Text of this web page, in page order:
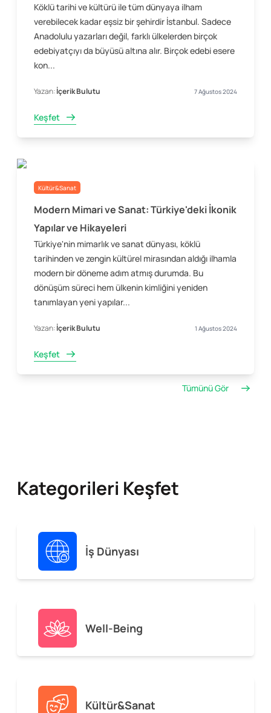
Köklü tarihi ve kültürü ile tüm dünyaya ilham
verebilecek kadar eşsiz bir şehirdir İstanbul. Sadece
Anadolulu yazarları değil, farklı ülkelerden birçok
edebiyatçıyı da büyüsü altına alır. Birçok edebi esere
kon...
Yazan:İçerik Bulutu 7 Ağustos 2024
Keşfet
Kültür&Sanat
Modern Mimari ve Sanat: Türkiye'deki İkonik
Yapılar ve Hikayeleri
Türkiye'nin mimarlık ve sanat dünyası, köklü
tarihinden ve zengin kültürel mirasından aldığı ilhamla
modern bir döneme adım atmış durumda. Bu
dönüşüm süreci hem ülkenin kimliğini yeniden
tanımlayan yeni yapılar...
Yazan:İçerik Bulutu 1 Ağustos 2024
Keşfet
Tümünü Gör
Kategorileri Keşfet
İş Dünyası
Well-Being
Kültür&Sanat